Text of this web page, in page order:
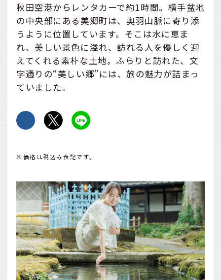
秋田空港からレンタカーで約1時間。横手盆地
の中央部にある美郷町は、奥羽山脈に寄り添
うように位置しています。そこは水に恵ま
れ、美しい景色に溢れ、訪れる人を優しく迎
えてくれる素朴な土地。ふらりと訪れた、文
字通りの“美しい郷”には、旅の魅力が詰まっ
ていました。
※価格は税込み表記です。